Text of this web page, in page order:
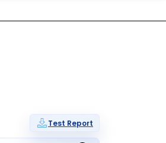
Test Report